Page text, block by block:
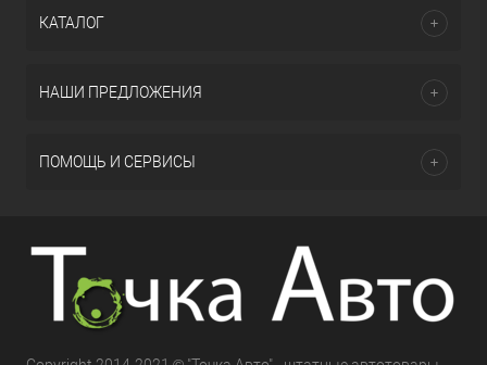
КАТАЛОГ
НАШИ ПРЕДЛОЖЕНИЯ
ПОМОЩЬ И СЕРВИСЫ